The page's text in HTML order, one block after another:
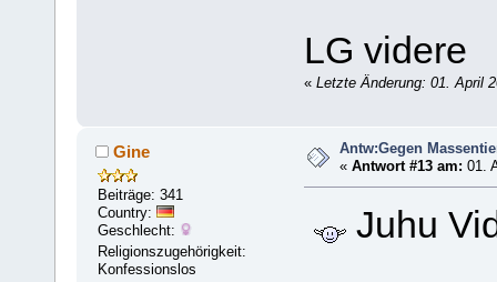
LG videre
« Letzte Änderung: 01. April
Gine
Beiträge: 341
Country:
Geschlecht:
Religionszugehörigkeit:
Konfessionslos
Antw:Gegen
«Antwort #13 am: 01.
Juhu